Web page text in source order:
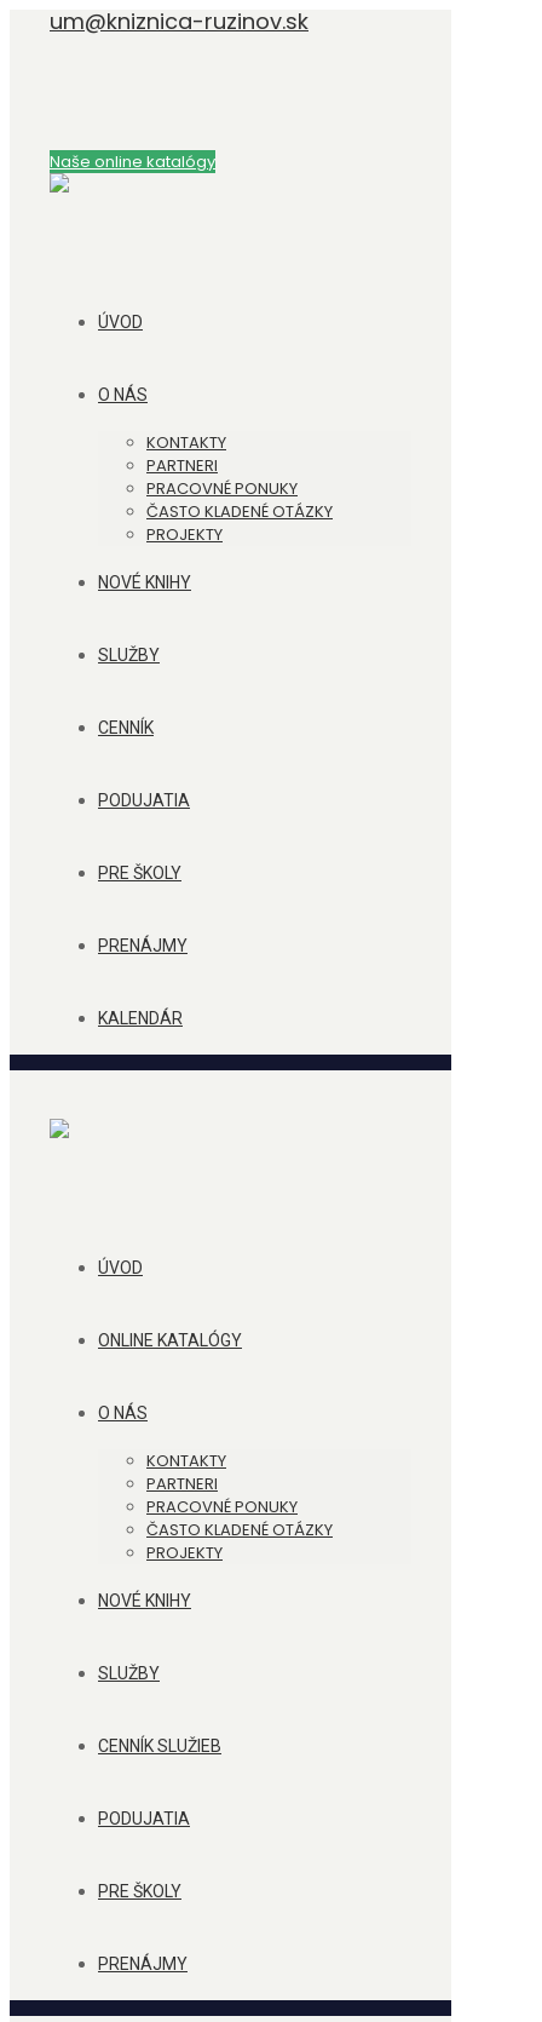
um@kniznica-ruzinov.sk
Naše online katalógy
ÚVOD
O NÁS
KONTAKTY
PARTNERI
PRACOVNÉ PONUKY
ČASTO KLADENÉ OTÁZKY
PROJEKTY
NOVÉ KNIHY
SLUŽBY
CENNÍK
PODUJATIA
PRE ŠKOLY
PRENÁJMY
KALENDÁR
ÚVOD
ONLINE KATALÓGY
O NÁS
KONTAKTY
PARTNERI
PRACOVNÉ PONUKY
ČASTO KLADENÉ OTÁZKY
PROJEKTY
NOVÉ KNIHY
SLUŽBY
CENNÍK SLUŽIEB
PODUJATIA
PRE ŠKOLY
PRENÁJMY